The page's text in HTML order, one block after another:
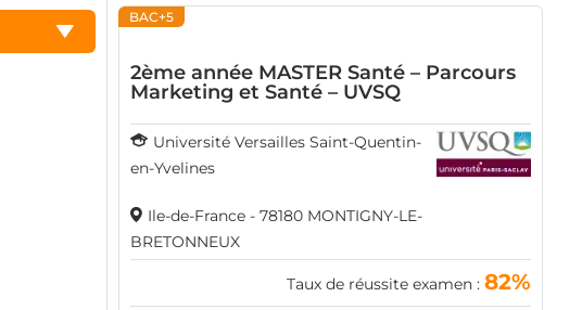
BAC+5
2ème année MASTER Santé – Parcours
Marketing et Santé – UVSQ
Université Versailles Saint-Quentin-
en-Yvelines
Ile-de-France - 78180 MONTIGNY-LE-
BRETONNEUX
Taux de réussite examen : 82%